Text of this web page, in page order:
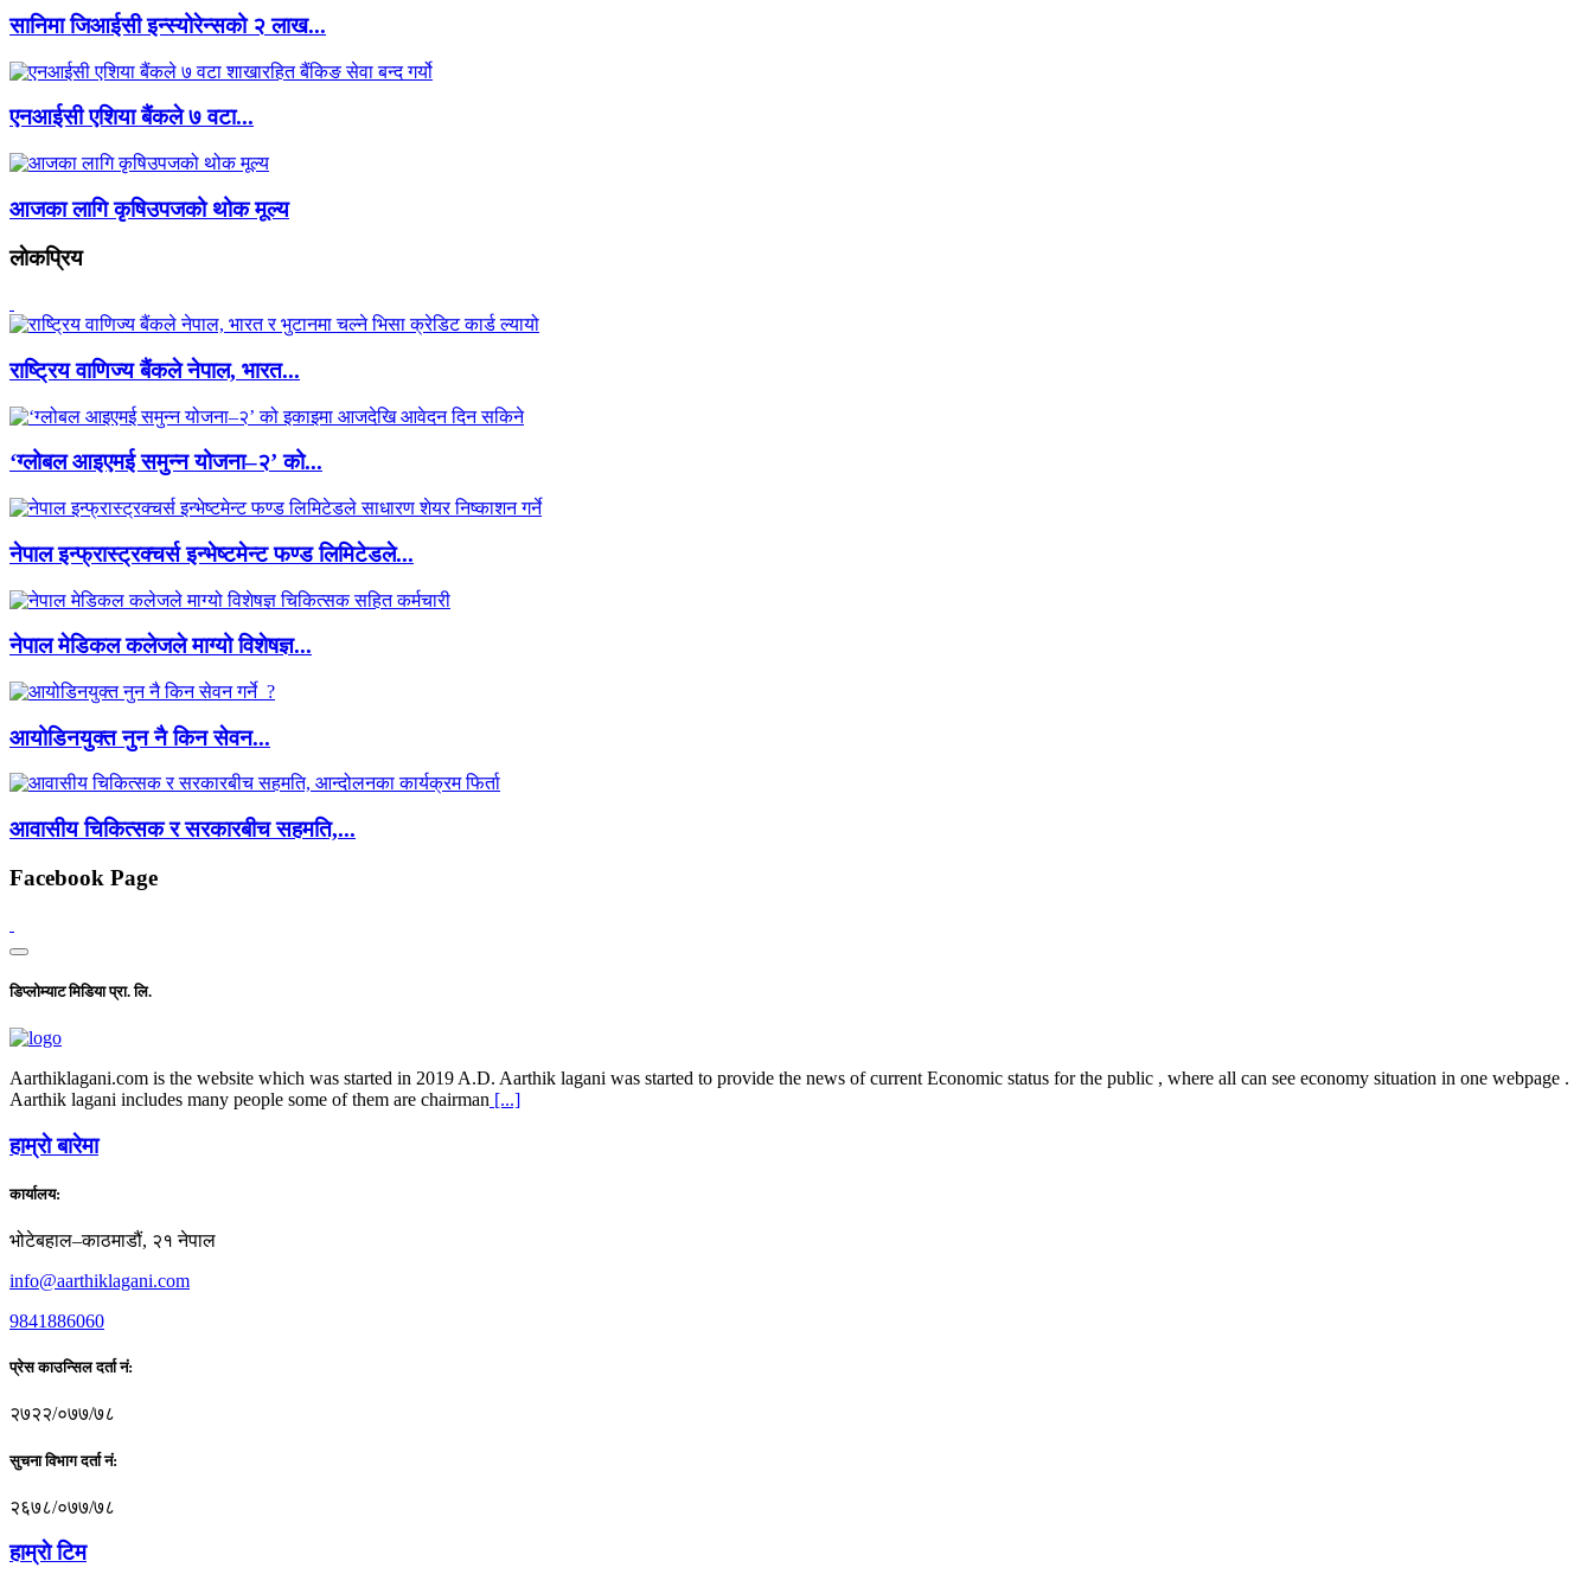
सानिमा जिआईसी इन्स्योरेन्सको २ लाख...
एनआईसी एशिया बैंकले ७ वटा...
आजका लागि कृषिउपजको थोक मूल्य
लाेकप्रिय
राष्ट्रिय वाणिज्य बैंकले नेपाल, भारत...
‘ग्लोबल आइएमई समुन्न योजना–२’ को...
नेपाल इन्फ्रास्ट्रक्चर्स इन्भेष्टमेन्ट फण्ड लिमिटेडले...
नेपाल मेडिकल कलेजले माग्यो विशेषज्ञ...
आयोडिनयुक्त नुन नै किन सेवन...
आवासीय चिकित्सक र सरकारबीच सहमति,...
Facebook Page
डिप्लोम्याट मिडिया प्रा. लि.
Aarthiklagani.com is the website which was started in 2019 A.D. Aarthik lagani was started to provide the news of current Economic status for the public , where all can see economy situation in one webpage .
Aarthik lagani includes many people some of them are chairman [...]
हाम्राे बारेमा
कार्यालय:
भोटेबहाल–काठमाडौं, २१ नेपाल
info@aarthiklagani.com
9841886060
प्रेस काउन्सिल दर्ता नं:
२७२२/०७७/७८
सुचना विभाग दर्ता नं:
२६७८/०७७/७८
हाम्राे टिम